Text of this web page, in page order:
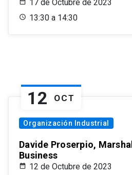
17 de Octubre de 2023
13:30 a 14:30
12 OCT
Organización Industrial
Davide Proserpio,
Business
12 de Octubre de 2023